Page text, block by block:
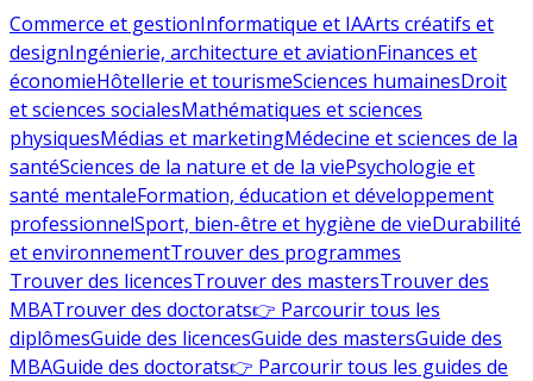
Commerce et gestionInformatique et IAArts créatifs et
designIngénierie, architecture et aviationFinances et
économieHôtellerie et tourismeSciences humainesDroit
et sciences socialesMathématiques et sciences
physiquesMédias et marketingMédecine et sciences de la
santéSciences de la nature et de la viePsychologie et
santé mentaleFormation, éducation et développement
professionnelSport, bien-être et hygiène de vieDurabilité
et environnementTrouver des programmes
Trouver des licencesTrouver des mastersTrouver des
MBATrouver des doctorats👉 Parcourir tous les
diplômesGuide des licencesGuide des mastersGuide des
MBAGuide des doctorats👉 Parcourir tous les guides de